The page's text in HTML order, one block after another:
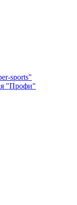
sports"
"Профи"